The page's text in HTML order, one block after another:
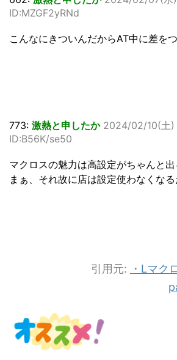
ID:MZGF2yRNd
こんなにきついんだからAT中に差を
773: 激熱と申したか 2024/02/10(土)
ID:B56K/se50
マクロスの魅力は高設定がちゃんと
まぁ、それ故に店は設定使わなくな
引用元:
・Lマク